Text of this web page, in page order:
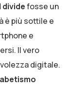
dividefosse un
è più sottile e
e
Il vero
digitale.